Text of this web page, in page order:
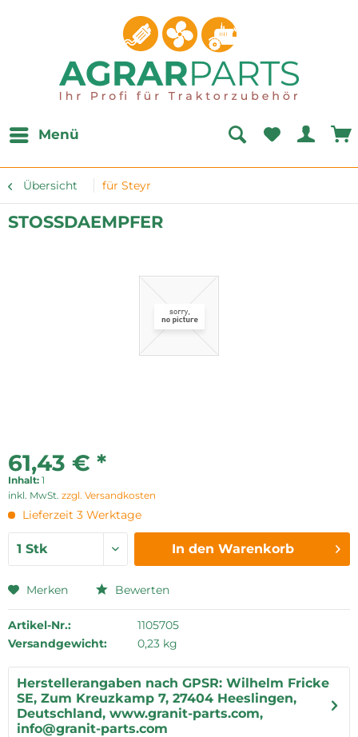
Menü
Übersicht für Steyr
STOSSDAEMPFER
61,43 € *
Inhalt: 1
inkl. MwSt. zzgl. Versandkosten
Lieferzeit 3 Werktage
In den Warenkorb
Merken Bewerten
Artikel-Nr.:
1105705
Versandgewicht:
0,23 kg
Herstellerangaben nach GPSR: Wilhelm Fricke
SE, Zum Kreuzkamp 7, 27404 Heeslingen,
Deutschland, www.granit-parts.com,
info@granit-parts.com